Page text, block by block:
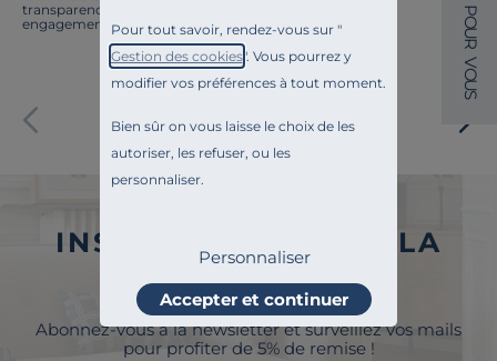
Pour tout savoir, rendez-vous sur "
Gestion des cookies". Vous pourrez y
modifier vos préférences à tout moment.
Bien sûr on vous laisse le choix de les
autoriser, les refuser, ou les
personnaliser.
Personnaliser
Accepter et continuer
transparence, l'amélioration continue fait partie de nos
engagements.
INSCRIVEZ-VOUS À LA
NEWSLETTER
Abonnez-vous à la newsletter et surveillez vos mails
pour profiter de 5% de remise !
P
O
U
R
V
O
U
S